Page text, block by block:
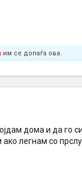
им се допаѓа ова.
дома и да го
легнам со